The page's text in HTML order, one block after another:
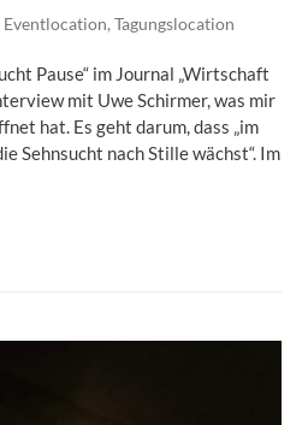
Eventlocation,Tagungslocation
Pause“ im Journal „Wirtschaft
mit Uwe Schirmer, was mir
hat. Es geht darum, dass „im
Sehnsucht nach Stille wächst“. Im